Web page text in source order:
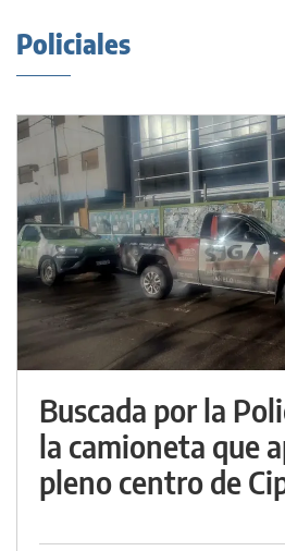
Policiales
Buscada por la
la camioneta que
pleno centro de